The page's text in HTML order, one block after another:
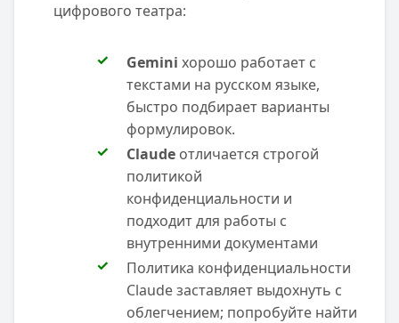
цифрового театра:
Gemini хорошо работает с
текстами на русском языке,
быстро подбирает варианты
формулировок.
Claude отличается строгой
политикой
конфиденциальности и
подходит для работы с
внутренними документами
Политика конфиденциальности
Claude заставляет выдохнуть с
облегчением; попробуйте найти